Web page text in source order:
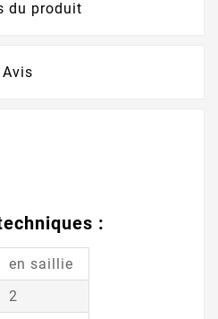
du produit
Avis
:
en saillie
2